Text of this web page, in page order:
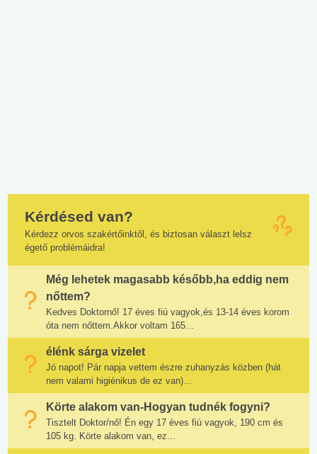
Kérdésed van?
Kérdezz orvos szakértőinktől, és biztosan választ lelsz
égető problémáidra!
Még lehetek magasabb később,ha eddig nem
nőttem?
Kedves Doktornő! 17 éves fiú vagyok,és 13-14 éves korom
óta nem nőttem.Akkor voltam 165...
élénk sárga vizelet
Jó napot! Pár napja vettem észre zuhanyzás közben (hát
nem valami higiénikus de ez van)...
Körte alakom van-Hogyan tudnék fogyni?
Tisztelt Doktor/nő! Én egy 17 éves fiú vagyok, 190 cm és
105 kg. Körte alakom van, ez...